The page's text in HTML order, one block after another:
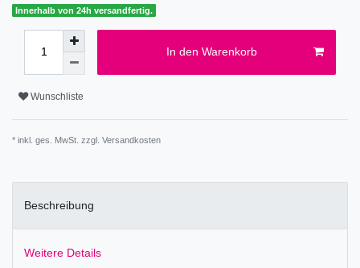
Innerhalb von 24h versandfertig.
In den Warenkorb
Wunschliste
* inkl. ges. MwSt. zzgl. Versandkosten
Beschreibung
Weitere Details